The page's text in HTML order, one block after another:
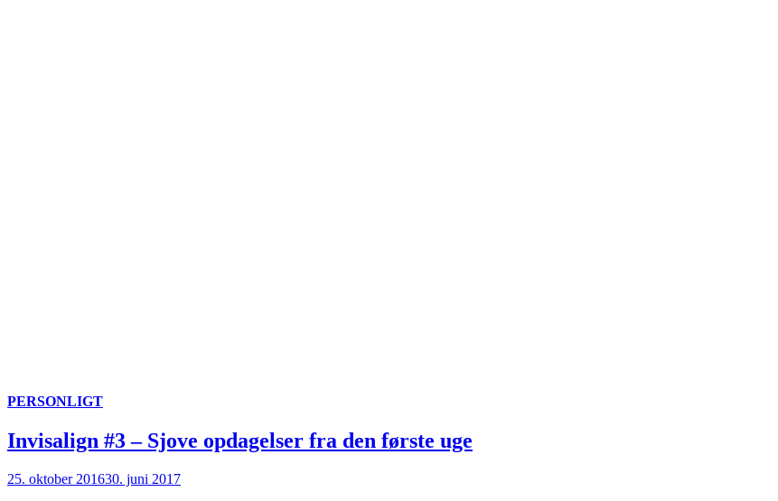
PERSONLIGT
Invisalign #3 – Sjove opdagelser fra den første uge
25. oktober 201630. juni 2017